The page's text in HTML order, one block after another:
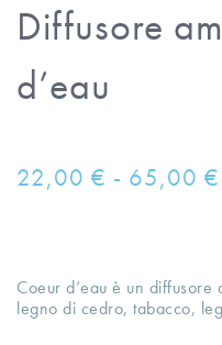
Diffusore
d’eau
22,00 € - 65,00 €
Coeur d’eau è un
legno di cedro, tabacco,